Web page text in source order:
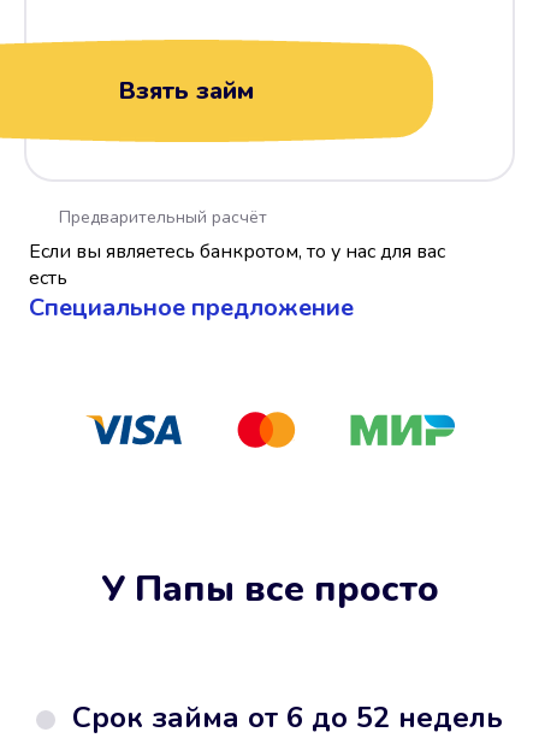
Взять займ
Если вы являетесь банкротом, то у нас для вас
есть
Cпециальное предложение
Предварительный расчёт
У Папы все просто
Срок займа от 6 до 52 недель